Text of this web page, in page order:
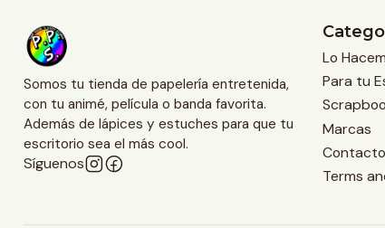
Somos tu tienda de papelería entretenida,
con tu animé, película o banda favorita.
Además de lápices y estuches para que tu
escritorio sea el más cool.
Síguenos
Lo
Para tu
Marcas
Contacto
Terms